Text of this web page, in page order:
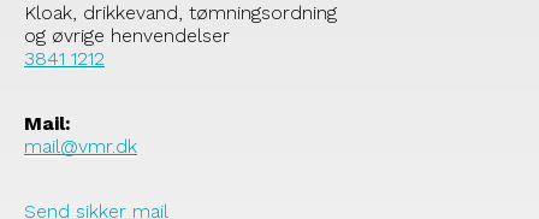
Kloak, drikkevand, tømningsordning
og øvrige henvendelser
3841 1212
Mail:
mail@vmr.dk
Send sikker mail